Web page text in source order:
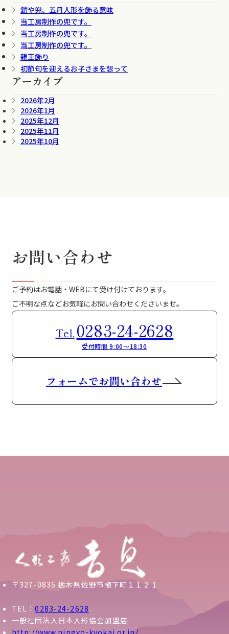
鎧や兜、五月人形を飾る意味
当工房制作の兜です。
当工房制作の兜です。
当工房制作の兜です。
親王飾り
初節句を迎えるお子さまを想って
アーカイブ
2026年2月
2026年1月
2025年12月
2025年11月
2025年10月
お問い合わせ
ご予約はお電話・WEBにて受け付けております。
ご不明な点などお気軽にお問い合わせくださいませ。
Tel. 0283-24-2628
受付時間 9:00～18:30
フォームでお問い合わせ
〒327-0835 栃木県佐野市植下町１１２１
TEL：0283-24-2628
一般社団法人日本人形協会加盟店
http://www.ningyo-kyokai.or.jp/